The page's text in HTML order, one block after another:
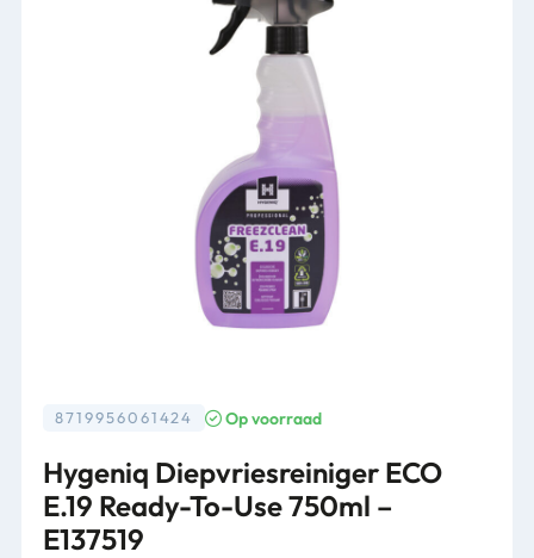
8719956061424 Op voorraad
Hygeniq Diepvriesreiniger ECO
E.19 Ready-To-Use 750ml –
E137519